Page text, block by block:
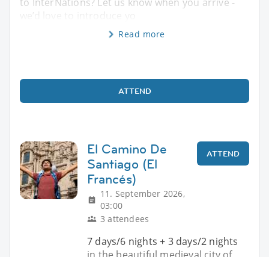
we’d love to introduce yo
Read more
ATTEND
El Camino De
Santiago (El
Francés)
11. September 2026,
03:00
3 attendees
ATTEND
7 days/6 nights + 3 days/2 nights